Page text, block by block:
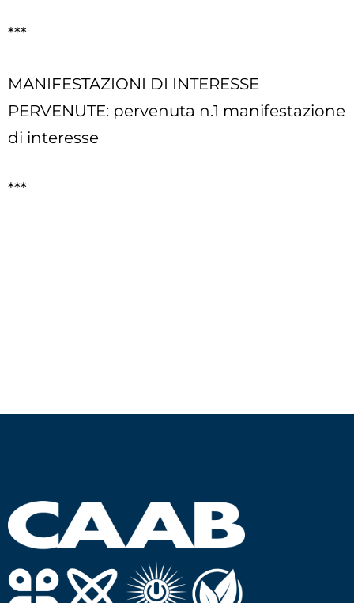
***
MANIFESTAZIONI DI INTERESSE
PERVENUTE: pervenuta n.1 manifestazione
di interesse
***